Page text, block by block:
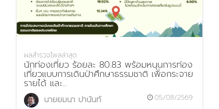
ผลสำรวจโพลล่าสุด
นักท่องเที่ยว ร้อยละ 80.83 พร้อมหนุนการท่อง
เที่ยวแบบการเดินป่าศึกษาธรรมชาติ เพื่อกระจาย
รายได้ และ...
นายยมนา ปานันท์ 05/08/2569